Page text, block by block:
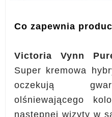
Co zapewnia
Victoria Vynn
Super kremowa
oczekują
olśniewającego
następnej wizyty w